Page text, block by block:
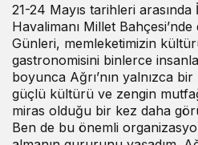
21-24 Mayıs tarihleri
Havalimanı Millet
Günleri, memleketimizin
gastronomisini binlerce
boyunca Ağrı’nın yalnızca
güçlü kültürü ve zengin
miras olduğu bir kez daha
Ben de bu önemli